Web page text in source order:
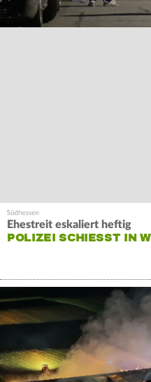
Ehestreit eskaliert heftig
POLIZEI SCHIESST IN